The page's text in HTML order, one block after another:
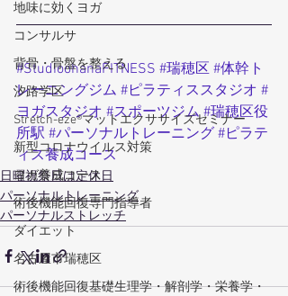
地味に効くヨガ
コンサルサ
背骨・骨盤を整える
汐路学区
Stretch-eze®マットエクササイズセミナー
新型コロナウイルス対策
ヨガ養成コース
術後機能回復専門指導者
ダイエット
名古屋市瑞穂区
術後機能回復基礎生理学・解剖学・栄養学・
#StudioohanaFITNESS #瑞穂区 #体幹ト
レーニングジム #ピラティススタジオ #
ヨガスタジオ #スポーツジム #瑞穂区役
所駅 #パーソナルトレーニング #ピラテ
ィス養成コース
日曜祝祭日は定休日
パーソナルトレーニング
パーソナルストレッチ